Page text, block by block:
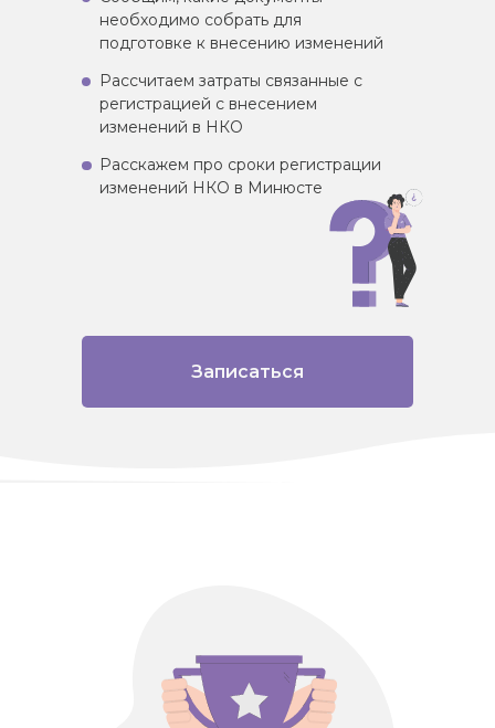
Записаться
необходимо собрать для
подготовке к внесению изменений
Рассчитаем затраты связанные с
регистрацией с внесением
изменений в НКО
Расскажем про сроки регистрации
изменений НКО в Минюсте